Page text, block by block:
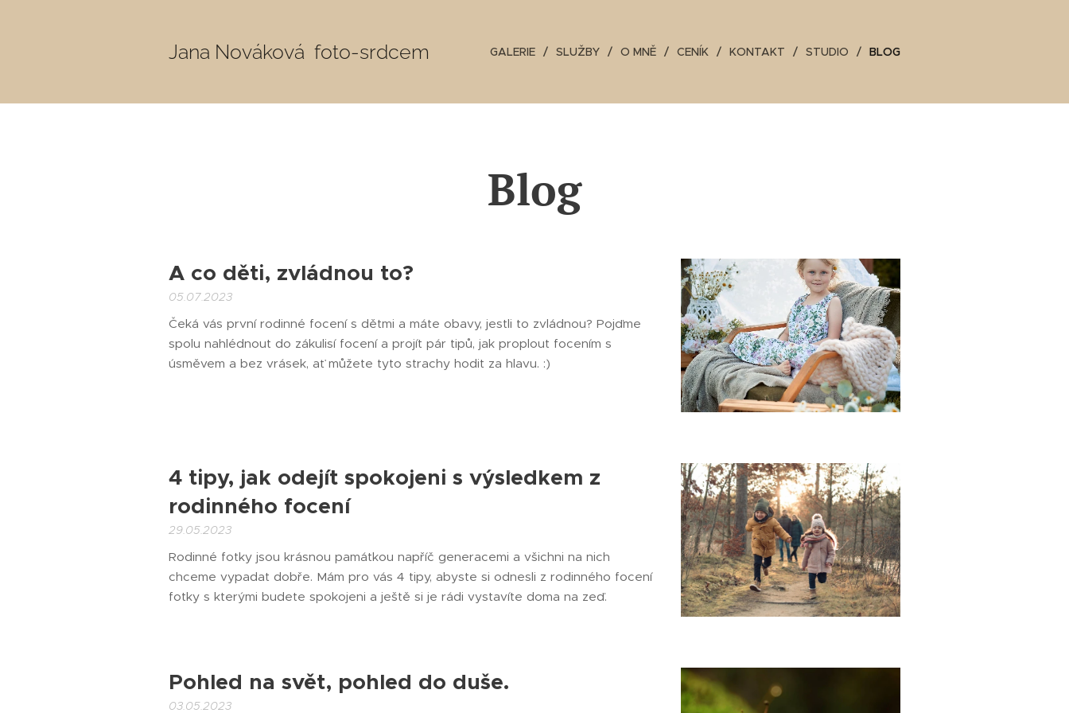
Jana Nováková foto-srdcem GALERIE SLUŽBY O MNĚ CENÍK KONTAKT STUDIO BLOG
Blog
A co děti, zvládnou to?
05.07.2023
Čeká vás první rodinné focení s dětmi a máte obavy, jestli to zvládnou? Pojďme
spolu nahlédnout do zákulisí focení a projít pár tipů, jak proplout focením s
úsměvem a bez vrásek, ať můžete tyto strachy hodit za hlavu. :)
4 tipy, jak odejít spokojeni s výsledkem z
rodinného focení
29.05.2023
Rodinné fotky jsou krásnou památkou napříč generacemi a všichni na nich
chceme vypadat dobře. Mám pro vás 4 tipy, abyste si odnesli z rodinného focení
fotky s kterými budete spokojeni a ještě si je rádi vystavíte doma na zeď. ☺️
Pohled na svět, pohled do duše.
03.05.2023